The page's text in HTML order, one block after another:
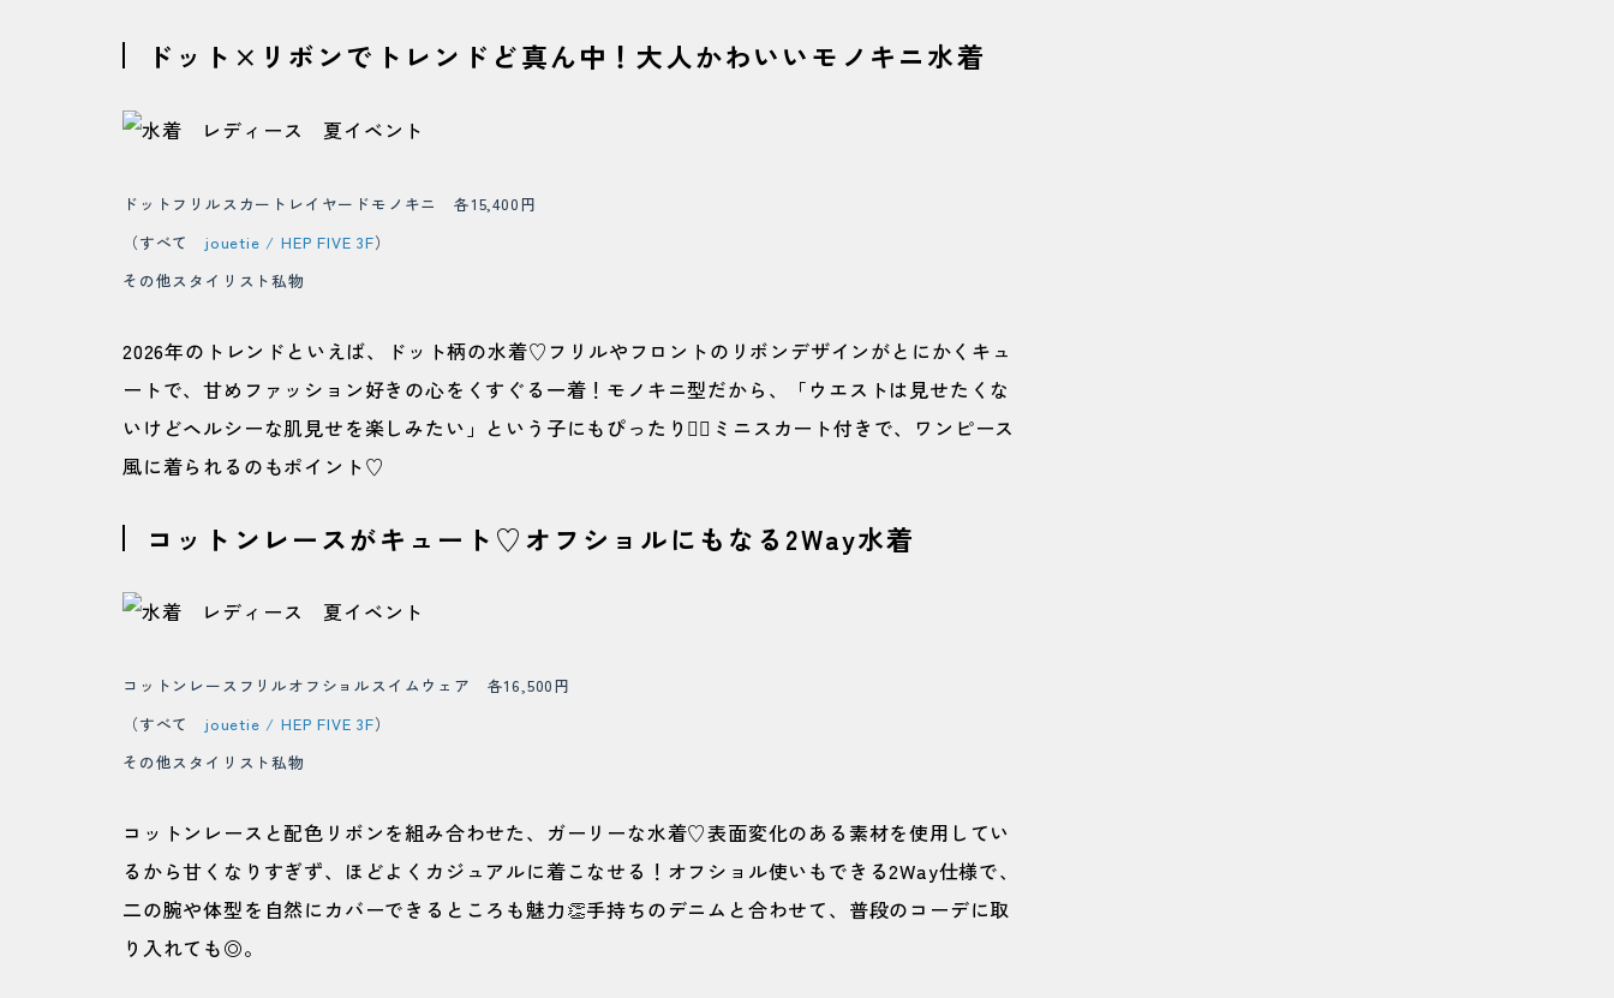
ドット×リボンでトレンドど真ん中！大人かわいいモノキニ水着
ドットフリルスカートレイヤードモノキニ各15,400円
（すべて jouetie / HEP FIVE 3F）
その他スタイリスト私物
2026年のトレンドといえば、ドット柄の水着♡フリルやフロントのリボンデザインがとにかくキュ
ートで、甘めファッション好きの心をくすぐる一着！モノキニ型だから、「ウエストは見せたくな
いけどヘルシーな肌見せを楽しみたい」という子にもぴったり🙆‍♀️ミニスカート付きで、ワンピース
風に着られるのもポイント♡
コットンレースがキュート♡オフショルにもなる2Way水着
コットンレースフリルオフショルスイムウェア 各16,500円
（すべて jouetie / HEP FIVE 3F）
その他スタイリスト私物
コットンレースと配色リボンを組み合わせた、ガーリーな水着♡表面変化のある素材を使用してい
るから甘くなりすぎず、ほどよくカジュアルに着こなせる！オフショル使いもできる2Way仕様で、
二の腕や体型を自然にカバーできるところも魅力👏手持ちのデニムと合わせて、普段のコーデに取
り入れても◎。